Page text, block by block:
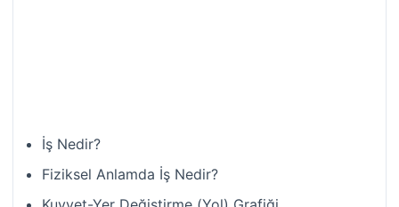
İş Nedir?
Fiziksel Anlamda İş Nedir?